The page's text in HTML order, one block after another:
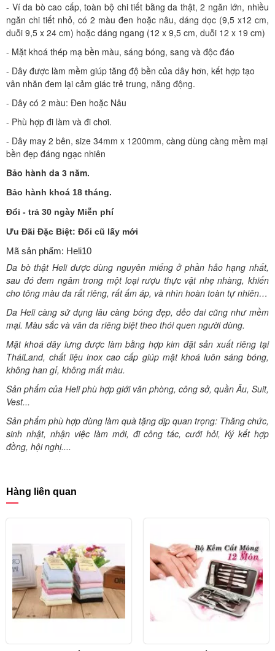
- Ví da bò cao cấp, toàn bộ chi tiết bằng da thật, 2 ngăn lớn, nhiều
ngăn chi tiết nhỏ, có 2 màu đen hoặc nâu, dáng dọc (9,5 x12 cm,
duỗi 9,5 x 24 cm) hoặc dáng ngang (12 x 9,5 cm, duỗi 12 x 19 cm)
- Mặt khoá thép mạ bền màu, sáng bóng, sang và độc đáo
- Dây được làm mềm giúp tăng độ bền của dây hơn, kết hợp tạo
vân nhăn đem lại cảm giác trẻ trung, năng động.
- Dây có 2 màu: Đen hoặc Nâu
- Phù hợp đi làm và đi chơi.
- Dây may 2 bên, size 34mm x 1200mm, càng dùng càng mềm mại
bền đẹp đáng ngạc nhiên
Bảo hành da 3 năm.
Bảo hành khoá 18 tháng.
Đổi - trả 30 ngày Miễn phí
Ưu Đãi Đặc Biệt: Đổi cũ lấy mới
Mã sản phẩm: Heli10
Da bò thật Heli được dùng nguyên miếng ở phần hảo hạng nhất,
sau đó đem ngâm trong một loại rượu thực vật nhẹ nhàng, khiến
cho tông màu da rất riêng, rất ấm áp, và nhìn hoàn toàn tự nhiên…
Da Heli càng sử dụng lâu càng bóng đẹp, dẻo dai cũng như mềm
mại. Màu sắc và vân da riêng biệt theo thói quen người dùng.
Mặt khoá dây lưng được làm bằng hợp kim đặt sản xuất riêng tại
TháiLand, chất liệu inox cao cấp giúp mặt khoá luôn sáng bóng,
không han gỉ, không mất màu.
Sản phẩm của Heli phù hợp giới văn phòng, công sở, quần Âu, Suit,
Vest...
Sản phẩm phù hợp dùng làm quà tặng dịp quan trọng: Thăng chức,
sinh nhật, nhận việc làm mới, đi công tác, cưới hỏi, Ký kết hợp
đồng, hội nghị....
Hàng liên quan